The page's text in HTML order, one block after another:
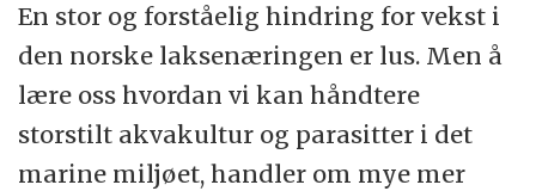
En stor og forståelig hindring for vekst i
den norske laksenæringen er lus. Men å
lære oss hvordan vi kan håndtere
storstilt akvakultur og parasitter i det
marine miljøet, handler om mye mer